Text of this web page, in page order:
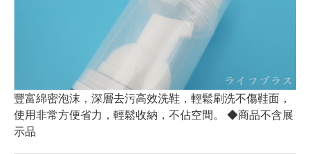
豐富綿密泡沫，深層去污高效洗鞋，輕鬆刷洗不傷鞋面，
使用非常方便省力，輕鬆收納，不佔空間。 ◆商品不含展
示品